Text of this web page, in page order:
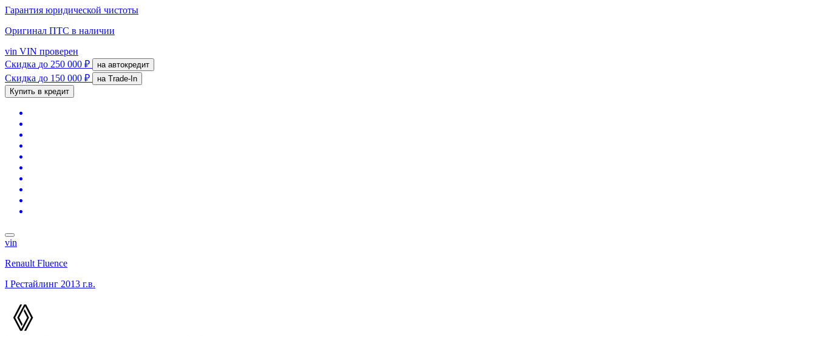
Гарантия юридической чистоты
Оригинал ПТС в наличии
vin VIN проверен
Скидка до 250 000 ₽ на автокредит
Скидка до 150 000 ₽
на Trade-In
Купить в кредит
vin
Renault Fluence
I Рестайлинг 2013 г.в.